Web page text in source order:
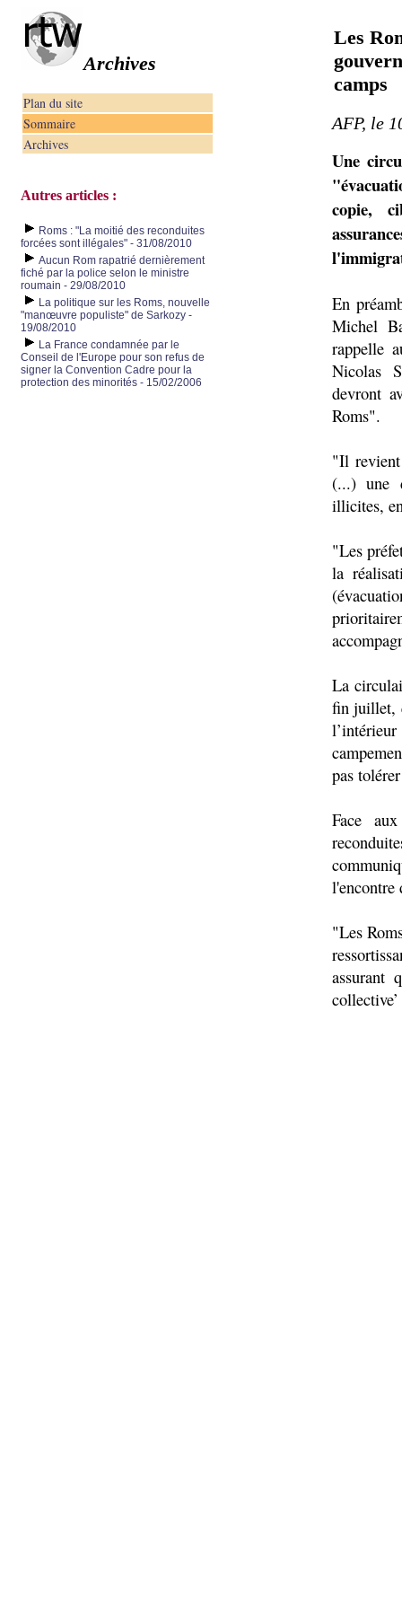
Archives
Plan du site
Sommaire
Archives
Autres articles :
Roms : "La moitié des reconduites
forcées sont illégales" - 31/08/2010
Aucun Rom rapatrié dernièrement
fiché par la police selon le ministre
roumain - 29/08/2010
La politique sur les Roms, nouvelle
"manœuvre populiste" de Sarkozy -
19/08/2010
La France condamnée par le
Conseil de l'Europe pour son refus de
signer la Convention Cadre pour la
protection des minorités - 15/02/2006
Les
camps
AFP, le
Une
copie,
En
Michel
rappelle
Nicolas
devront
Roms".
"Il revient
(...) une
illicites,
"Les
la
La
fin juillet,
pas
Face
l'encontre
"Les
assurant